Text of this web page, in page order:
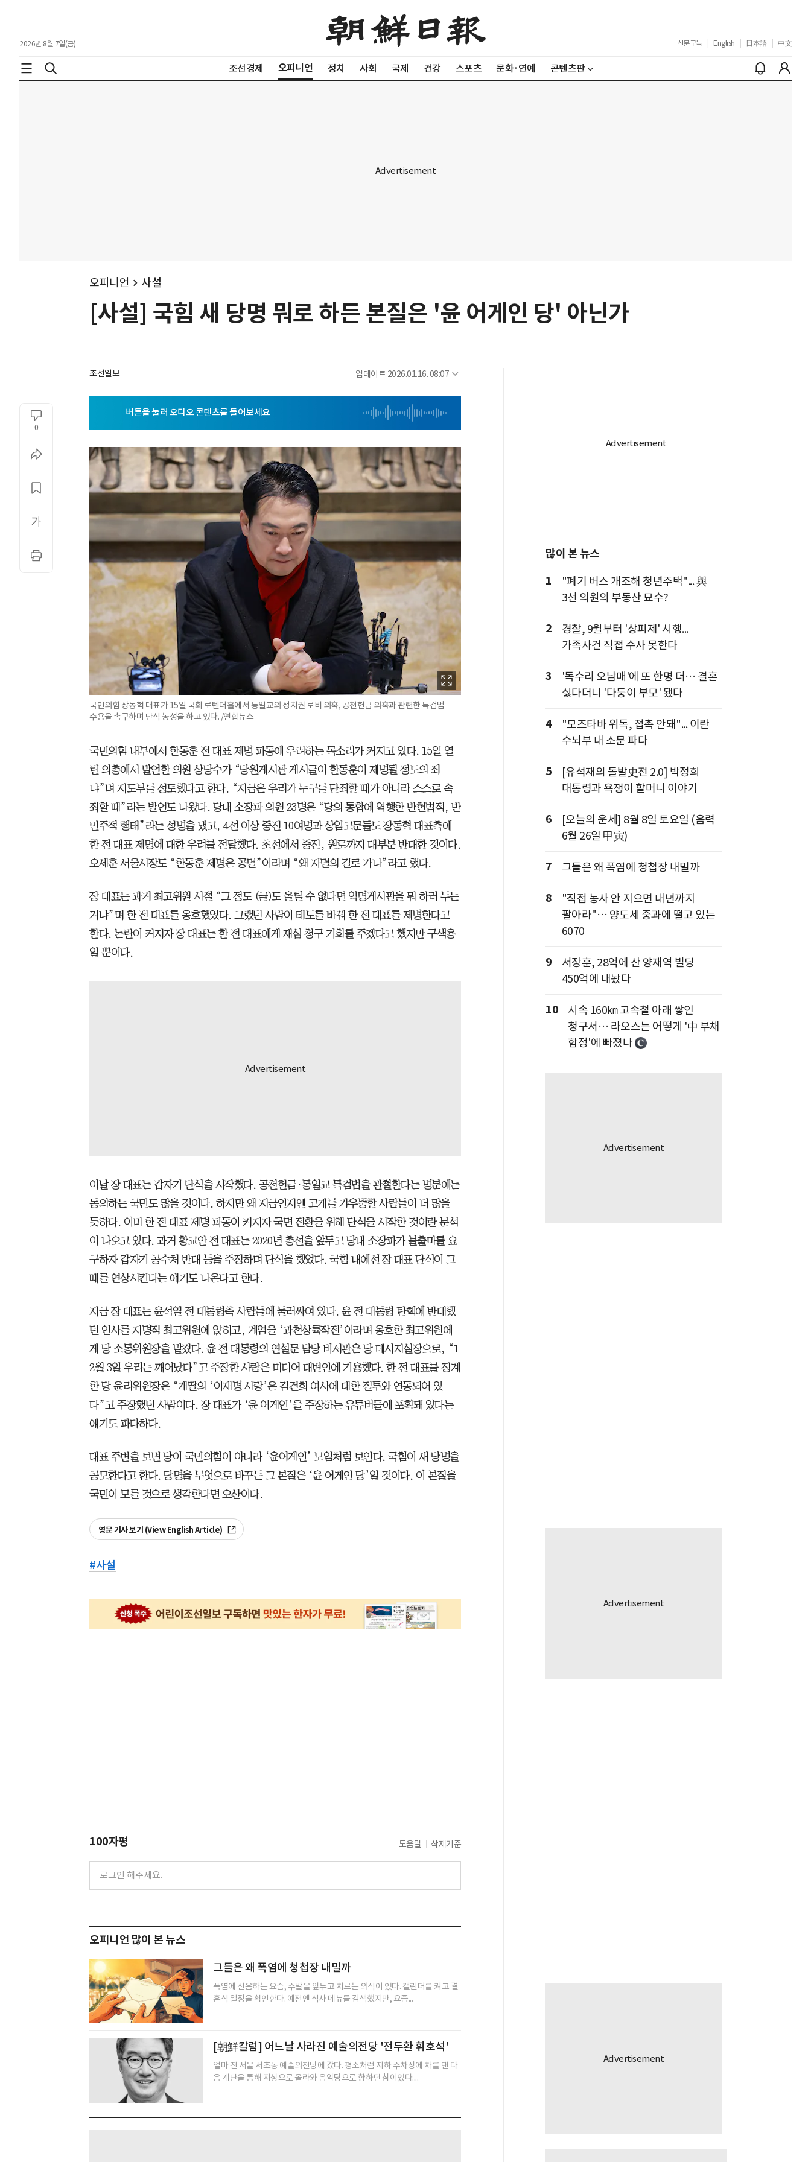
2026년 8월 7일(금) 신문구독 English 日本語 中文
조선경제 오피니언 정치 사회 국제 건강 스포츠 문화·연예 콘텐츠판
오피니언 사설
[사설] 국힘 새 당명 뭐로 하든 본질은 '윤 어게인 당' 아닌가
조선일보 업데이트 2026.01.16. 08:07
0
국민의힘 장동혁 대표가 15일 국회 로텐더홀에서 통일교의 정치권 로비 의혹, 공천헌금 의혹과 관련한 특검법
수용을 촉구하며 단식 농성을 하고 있다. /연합뉴스
국민의힘 내부에서 한동훈 전 대표 제명 파동에 우려하는 목소리가 커지고 있다. 15일 열
린 의총에서 발언한 의원 상당수가 “당원게시판 게시글이 한동훈이 제명될 정도의 죄
냐”며 지도부를 성토했다고 한다. “지금은 우리가 누구를 단죄할 때가 아니라 스스로 속
죄할 때”라는 발언도 나왔다. 당내 소장파 의원 23명은 “당의 통합에 역행한 반헌법적, 반
민주적 행태”라는 성명을 냈고, 4선 이상 중진 10여명과 상임고문들도 장동혁 대표측에
한 전 대표 제명에 대한 우려를 전달했다. 초선에서 중진, 원로까지 대부분 반대한 것이다.
오세훈 서울시장도 “한동훈 제명은 공멸”이라며 “왜 자멸의 길로 가나”라고 했다.
장 대표는 과거 최고위원 시절 “그 정도 (글)도 올릴 수 없다면 익명게시판을 뭐 하러 두는
거냐”며 한 전 대표를 옹호했었다. 그랬던 사람이 태도를 바꿔 한 전 대표를 제명한다고
한다. 논란이 커지자 장 대표는 한 전 대표에게 재심 청구 기회를 주겠다고 했지만 구색용
일 뿐이다.
이날 장 대표는 갑자기 단식을 시작했다. 공천헌금·통일교 특검법을 관철한다는 명분에는
동의하는 국민도 많을 것이다. 하지만 왜 지금인지엔 고개를 갸우뚱할 사람들이 더 많을
듯하다. 이미 한 전 대표 제명 파동이 커지자 국면 전환을 위해 단식을 시작한 것이란 분석
이 나오고 있다. 과거 황교안 전 대표는 2020년 총선을 앞두고 당내 소장파가 불출마를 요
구하자 갑자기 공수처 반대 등을 주장하며 단식을 했었다. 국힘 내에선 장 대표 단식이 그
때를 연상시킨다는 얘기도 나온다고 한다.
지금 장 대표는 윤석열 전 대통령측 사람들에 둘러싸여 있다. 윤 전 대통령 탄핵에 반대했
던 인사를 지명직 최고위원에 앉히고, 계엄을 ‘과천상륙작전’이라며 옹호한 최고위원에
게 당 소통위원장을 맡겼다. 윤 전 대통령의 연설문 담당 비서관은 당 메시지실장으로, “1
2월 3일 우리는 깨어났다”고 주장한 사람은 미디어 대변인에 기용했다. 한 전 대표를 징계
한 당 윤리위원장은 “개딸의 ‘이재명 사랑’은 김건희 여사에 대한 질투와 연동되어 있
다”고 주장했던 사람이다. 장 대표가 ‘윤 어게인’을 주장하는 유튜버들에 포획돼 있다는
얘기도 파다하다.
대표 주변을 보면 당이 국민의힘이 아니라 ‘윤어게인’ 모임처럼 보인다. 국힘이 새 당명을
공모한다고 한다. 당명을 무엇으로 바꾸든 그 본질은 ‘윤 어게인 당’일 것이다. 이 본질을
국민이 모를 것으로 생각한다면 오산이다.
영문 기사 보기 (View English Article)
#사설
100자평 도움말 삭제기준
오피니언 많이 본 뉴스
그들은 왜 폭염에 청첩장 내밀까
폭염에 신음하는 요즘, 주말을 앞두고 치르는 의식이 있다. 캘린더를 켜고 결
혼식 일정을 확인한다. 예전엔 식사 메뉴를 검색했지만, 요즘...
[朝鮮칼럼] 어느날 사라진 예술의전당 '전두환 휘호석'
얼마 전 서울 서초동 예술의전당에 갔다. 평소처럼 지하 주차장에 차를 댄 다
음 계단을 통해 지상으로 올라와 음악당으로 향하던 참이었다....
많이 본 뉴스
1
"폐기 버스 개조해 청년주택"... 與
3선 의원의 부동산 묘수?
2
경찰, 9월부터 '상피제' 시행...
가족사건 직접 수사 못한다
3
'독수리 오남매'에 또 한명 더… 결혼
싫다더니 '다둥이 부모' 됐다
4
"모즈타바 위독, 접촉 안돼"... 이란
수뇌부 내 소문 파다
5
[유석재의 돌발史전 2.0] 박정희
대통령과 욕쟁이 할머니 이야기
6
[오늘의 운세] 8월 8일 토요일 (음력
6월 26일 甲寅)
7 그들은 왜 폭염에 청첩장 내밀까
8
"직접 농사 안 지으면 내년까지
팔아라"… 양도세 중과에 떨고 있는
6070
9
서장훈, 28억에 산 양재역 빌딩
450억에 내놨다
10
시속 160㎞ 고속철 아래 쌓인
청구서… 라오스는 어떻게 '中 부채
함정'에 빠졌나